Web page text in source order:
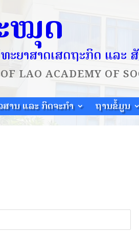
ໝຸດ
ະຍາສາດເສດຖະກິດ ແລະ
LAO ACADEMY OF
ສານ ແລະ ກິດຈະກຳ ຖານຂໍ້ມູນ